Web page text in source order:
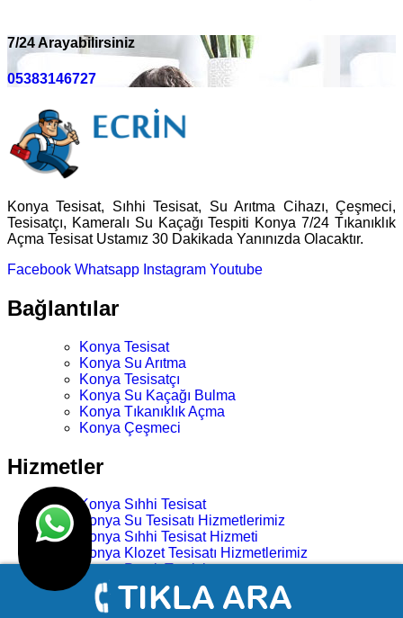
7/24 Arayabilirsiniz
05383146727
Konya Tesisat, Sıhhi Tesisat, Su Arıtma Cihazı, Çeşmeci,
Tesisatçı, Kameralı Su Kaçağı Tespiti Konya 7/24 Tıkanıklık
Açma Tesisat Ustamız 30 Dakikada Yanınızda Olacaktır.
Facebook Whatsapp Instagram Youtube
Bağlantılar
Konya Tesisat
Konya Su Arıtma
Konya Tesisatçı
Konya Su Kaçağı Bulma
Konya Tıkanıklık Açma
Konya Çeşmeci
Hizmetler
Konya Sıhhi Tesisat
Konya Su Tesisatı Hizmetlerimiz
Konya Sıhhi Tesisat Hizmeti
Konya Klozet Tesisatı Hizmetlerimiz
Konya Petek Temizleme
Konya Duşakabin Tamiri Montajı
Konya Klozet Sifon Musluk Onarımı